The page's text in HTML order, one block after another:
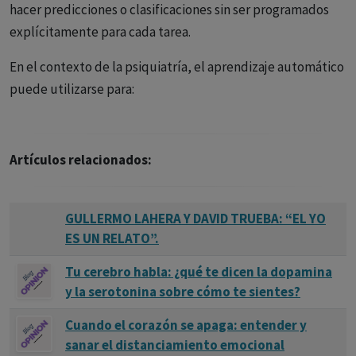
hacer predicciones o clasificaciones sin ser programados
explícitamente para cada tarea.
En el contexto de la psiquiatría, el aprendizaje automático
puede utilizarse para:
- Agrupar pacientes en subtipos más precisos que los
definidos por los manuales diagnósticos tradicionales (p.
ej., DSM o CIE).
- Analizar lenguaje natural, voz o actividad digital para
evaluar el estado emocional o cognitivo del paciente.
Artículos relacionados:
GULLERMO LAHERA Y DAVID TRUEBA: “EL YO
ES UN RELATO”.
Tu cerebro habla: ¿qué te dicen la dopamina
y la serotonina sobre cómo te sientes?
Cuando el corazón se apaga: entender y
sanar el distanciamiento emocional